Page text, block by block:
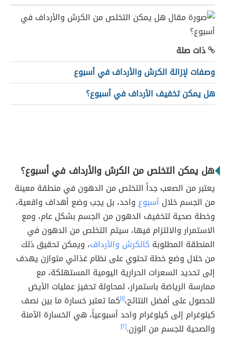
ذات صلة
وصفات لإزالة الكرش والأرداف في أسبوع
هل يمكن تخفيف الأرداف في أسبوع؟
هل يمكن التخلص من الكرش والأرداف في أسبوع؟
يعتبر من الصعب جداً التخلص من الدهون في منطقة معينة
من الجسم خلال أسبوع واحد، بل يجب وضع أهداف واقعية،
وخطة صحية لتخفيف الدهون من الجسم بشكل عام، ومع
الاستمرار والالتزام فيها، سيتم التخلص من الدهون في
المنطقة المطلوبة كالكرش والأرداف، ويمكن تحقيق ذلك
من خلال وضع خطة تحتوي على نظام غذائي متوازن يهدف
إلى تحديد السعرات الحرارية اليومية المستهلكة، مع
ممارسة الرياضة باستمرار، لمحاولة تحفيز عمليات الأيض
للحصول على أفضل النتائج،[١] كما تعتبر خسارة ما بين نصف
كيلوغرام إلى كيلوغرام واحد أسبوعياً، هي الخسارة الآمنة
والصحية للجسم من الوزن.[٢]